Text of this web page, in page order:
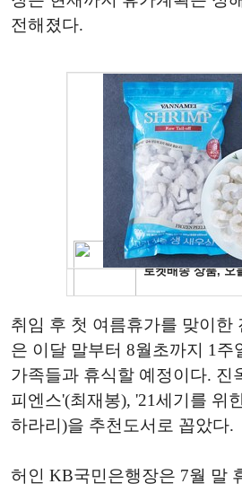
전해졌다.
취임 후 첫 여름휴가를 맞이한
은 이달 말부터 8월초까지 1주
가족들과 휴식할 예정이다. 진
피엔스'(최재봉), '21세기를 위
하라리)을 추천도서로 꼽았다.
허인 KB국민은행장은 7월 말